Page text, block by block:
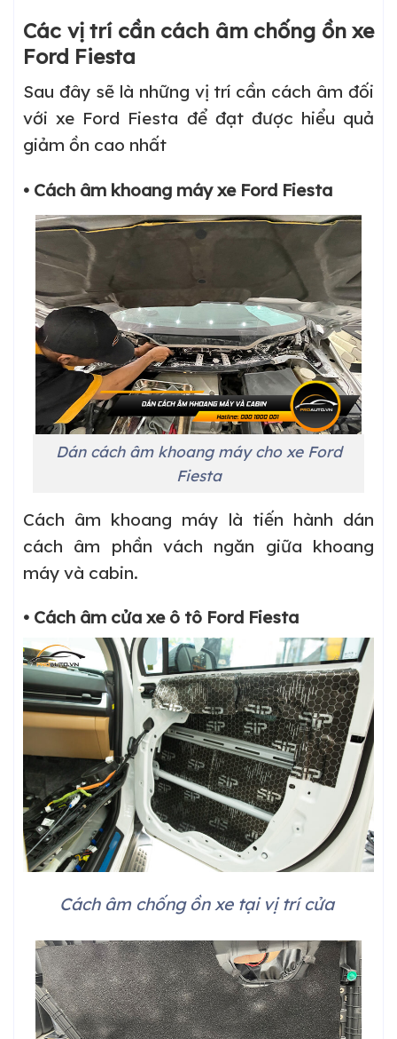
Các vị trí cần cách âm chống ồn xe
Ford Fiesta
Sau đây sẽ là những vị trí cần cách âm đối
với xe Ford Fiesta để đạt được hiểu quả
giảm ồn cao nhất
• Cách âm khoang máy xe Ford Fiesta
Dán cách âm khoang máy cho xe Ford
Fiesta
Cách âm khoang máy là tiến hành dán
cách âm phần vách ngăn giữa khoang
máy và cabin.
• Cách âm cửa xe ô tô Ford Fiesta
Cách âm chống ồn xe tại vị trí cửa